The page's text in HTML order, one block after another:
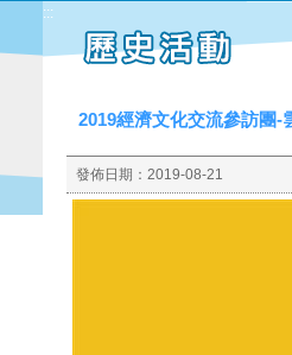
:::
2019經濟文化交流參訪團-
發佈日期： 2019-08-21